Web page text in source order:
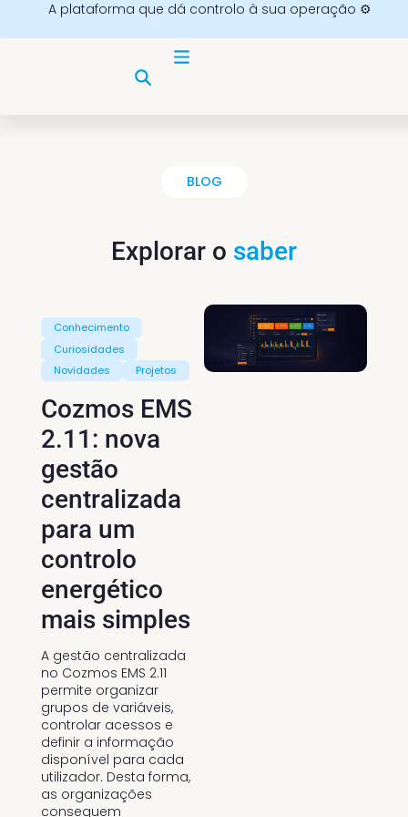
A plataforma que dá controlo à sua operação ⚙️
BLOG
Explorar o saber
Conhecimento
Curiosidades
Novidades
Projetos
Cozmos EMS
2.11: nova
gestão
centralizada
para um
controlo
energético
mais simples
A gestão centralizada
no Cozmos EMS 2.11
permite organizar
grupos de variáveis,
controlar acessos e
definir a informação
disponível para cada
utilizador. Desta forma,
as organizações
conseguem